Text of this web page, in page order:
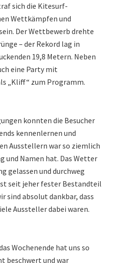
sich die Kitesurf-
Wettkämpfen und
Der Wettbewerb drehte
– der Rekord lag in
19,8 Metern. Neben
eine Party mit
„Kliff“ zum Programm.
konnten die Besucher
kennenlernen und
Ausstellern war so ziemlich
und Namen hat. Das Wetter
gelassen und durchweg
seit jeher fester Bestandteil
sind absolut dankbar, dass
Aussteller dabei waren.
Wochenende hat uns so
beschwert und war